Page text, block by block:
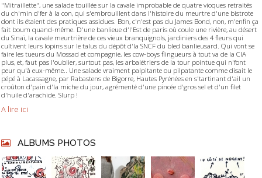
"Mitraillette", une salade touillée sur la cavale improbable de quatre vioques retraités
du ch'min d'fer à la con, qui s'embrouillent dans l'histoire du meurtre d'une bistrote
dont ils étaient des pratiques assidues. Bon, c'n'est pas du James Bond, non, m'enfin ça
fait boum quand-même. D'une banlieue d'l'Est de paris où coule une rivière, au désert
du Sinaï, la cavale meurtrière de ces vieux branquignols, jardiniers des 4 fleurs qui
cultivent leurs lopins sur le talus du dépôt d'la SNCF du bled banlieusard. Qui vont se
faire les tueurs du Mossad et compagnie, les cow-boys flingueurs à tout va de la CIA
plus, et, faut pas l'oublier, surtout pas, les arbalétriers de la tour pointue qui n'font
peur qu'à eux-même.. Une salade vraiment palpitante ou pilpatante comme disait le
pépé à Lacassagne, par Rabastens de Bigorre, Hautes Pyrénées en s'tartinant d'ail un
croûton d'pain d'la miche du jour, agrémenté d'une pincée d'gros sel et d'un filet
d'huile d'arachide. Slurp !
A lire ici
ALBUMS PHOTOS